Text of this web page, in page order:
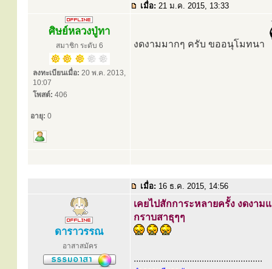
เมื่อ: 21 ม.ค. 2015, 13:33
ศิษย์หลวงปู่ทา
สมาชิก ระดับ 6
ลงทะเบียนเมื่อ: 20 พ.ค. 2013,
10:07
โพสต์: 406
อายุ: 0
งดงามมากๆ ครับ ขออนุโมทนา
เมื่อ: 16 ธ.ค. 2015, 14:56
ดาราวรรณ
อาสาสมัคร
เคยไปสักการะหลายครั้ง งดงา
กราบสาธุๆๆ
.....................................................